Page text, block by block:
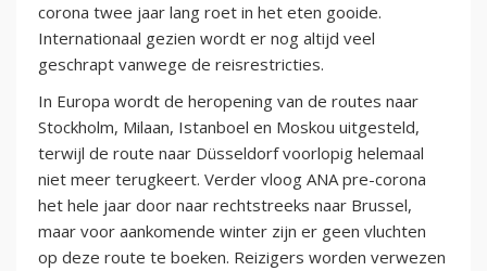
corona twee jaar lang roet in het eten gooide.
Internationaal gezien wordt er nog altijd veel
geschrapt vanwege de reisrestricties.
In Europa wordt de heropening van de routes naar
Stockholm, Milaan, Istanboel en Moskou uitgesteld,
terwijl de route naar Düsseldorf voorlopig helemaal
niet meer terugkeert. Verder vloog ANA pre-corona
het hele jaar door naar rechtstreeks naar Brussel,
maar voor aankomende winter zijn er geen vluchten
op deze route te boeken. Reizigers worden verwezen